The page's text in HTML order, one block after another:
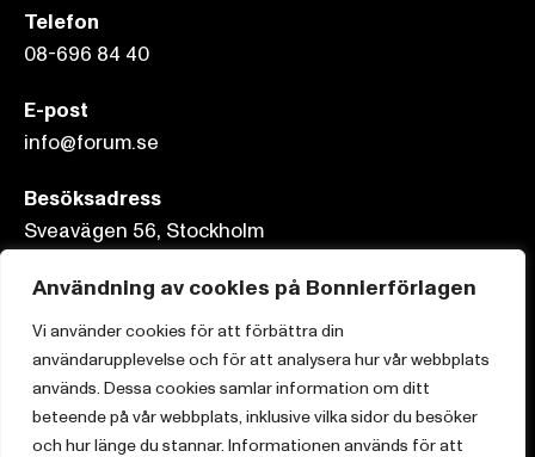
Användning av cookies på Bonnierförlagen
Vi använder cookies för att förbättra din
användarupplevelse och för att analysera hur vår webbplats
används. Dessa cookies samlar information om ditt
beteende på vår webbplats, inklusive vilka sidor du besöker
och hur länge du stannar. Informationen används för att
Telefon
08-696 84 40
E-post
info@forum.se
Besöksadress
Sveavägen 56, Stockholm
Postadress
Box 3159, 103 63 Stockholm
Om Bonnierförlagen